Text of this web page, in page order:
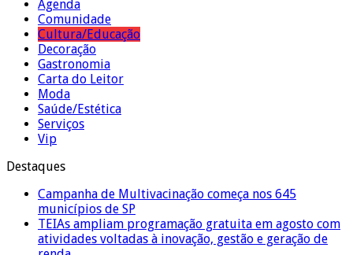
Agenda
Comunidade
Cultura/Educação
Decoração
Gastronomia
Carta do Leitor
Moda
Saúde/Estética
Serviços
Vip
Destaques
Campanha de Multivacinação começa nos 645
municípios de SP
TEIAs ampliam programação gratuita em agosto com
atividades voltadas à inovação, gestão e geração de